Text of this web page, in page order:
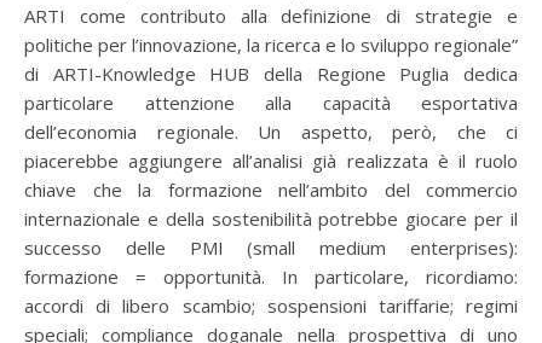
ARTI come contributo alla definizione di strategie e
politiche per l’innovazione, la ricerca e lo sviluppo regionale”
di ARTI-Knowledge HUB della Regione Puglia dedica
particolare attenzione alla capacità esportativa
dell’economia regionale. Un aspetto, però, che ci
piacerebbe aggiungere all’analisi già realizzata è il ruolo
chiave che la formazione nell’ambito del commercio
internazionale e della sostenibilità potrebbe giocare per il
successo delle PMI (small medium enterprises):
formazione = opportunità. In particolare, ricordiamo:
accordi di libero scambio; sospensioni tariffarie; regimi
speciali; compliance doganale nella prospettiva di uno